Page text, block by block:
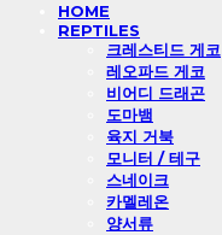
HOME
REPTILES
크레스티드 게코
레오파드 게코
비어디 드래곤
도마뱀
육지 거북
모니터 / 테구
스네이크
카멜레온
양서류